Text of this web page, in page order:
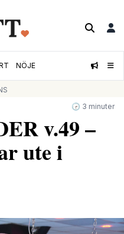
NÖJE
🕝 3 minuter
v.49 –
ute i